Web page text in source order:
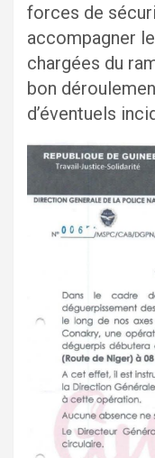
forces de
accompagner
chargées du
bon
d’éventuels